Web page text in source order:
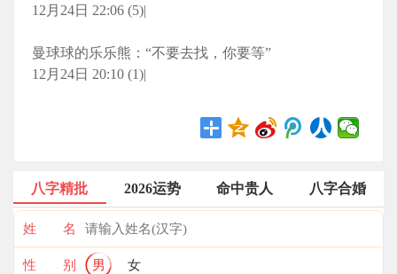
12月24日 22:06 (5)|
曼球球的乐乐熊：“不要去找，你要等”
12月24日 20:10 (1)|
八字精批 2026运势 命中贵人 八字合婚
姓 名
性 别 男 女